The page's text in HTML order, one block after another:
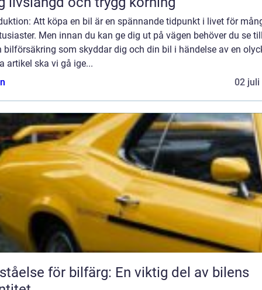
Att köpa en bil är en spännande tidpunkt i livet för
Men innan du kan ge dig ut på vägen behöver du se
bilförsäkring som skyddar dig och din bil i händelse av en
artikel ska vi gå ige...
02 juli
för bilfärg: En viktig del av bilens